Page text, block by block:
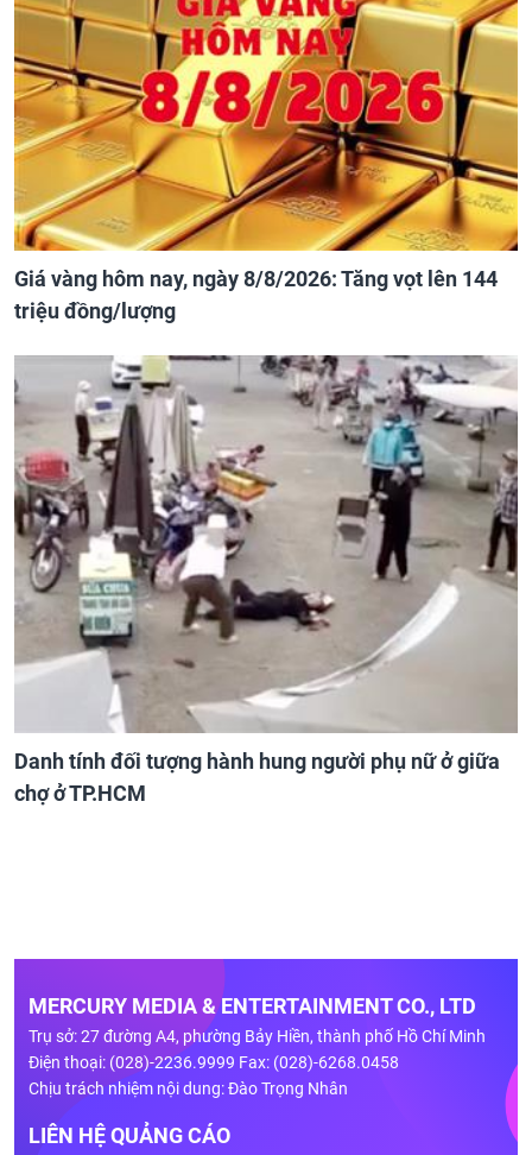
Giá vàng hôm nay, ngày 8/8/2026: Tăng vọt lên 144
triệu đồng/lượng
Danh tính đối tượng hành hung người phụ nữ ở giữa
chợ ở TP.HCM
MERCURY MEDIA & ENTERTAINMENT CO., LTD
Trụ sở: 27 đường A4, phường Bảy Hiền, thành phố Hồ Chí Minh
Điện thoại: (028)-2236.9999 Fax: (028)-6268.0458
Chịu trách nhiệm nội dung: Đào Trọng Nhân
LIÊN HỆ QUẢNG CÁO